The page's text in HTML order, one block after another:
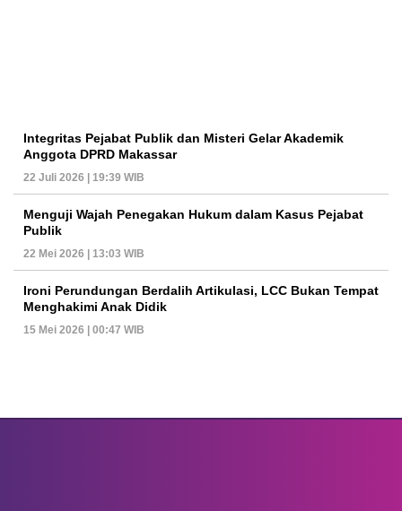
Integritas Pejabat Publik dan Misteri Gelar Akademik
Anggota DPRD Makassar
22 Juli 2026 | 19:39 WIB
Menguji Wajah Penegakan Hukum dalam Kasus Pejabat
Publik
22 Mei 2026 | 13:03 WIB
Ironi Perundungan Berdalih Artikulasi, LCC Bukan Tempat
Menghakimi Anak Didik
15 Mei 2026 | 00:47 WIB